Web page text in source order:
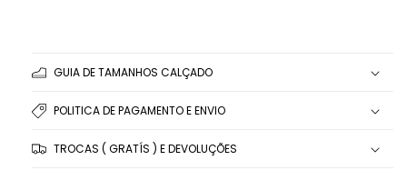
GUIA DE TAMANHOS CALÇADO
POLITICA DE PAGAMENTO E ENVIO
TROCAS ( GRATÍS ) E DEVOLUÇÕES